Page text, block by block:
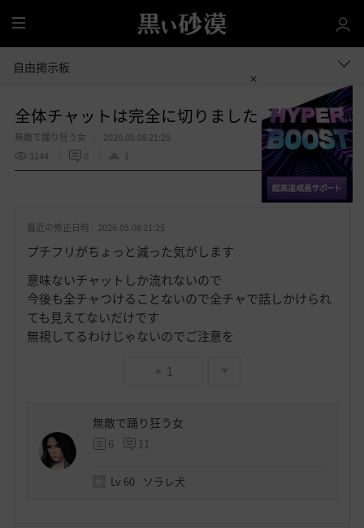
全
体
自由掲示板
全体チャットは完全に切りました
無敵で踊り狂う女
2026.05.08 21:25
3144
0 1
お 共有する
最近の修正日時 : 2026.05.08 21:25
プチフリがちょっと減った気がします
意味ないチャットしか流れないので
今後も全チャつけることないので全チャで話しかけられ
ても見えてないだけです
無視してるわけじゃないのでご注意を
1
無敵で踊り狂う女
6 11
Lv 60 ソラレ犬